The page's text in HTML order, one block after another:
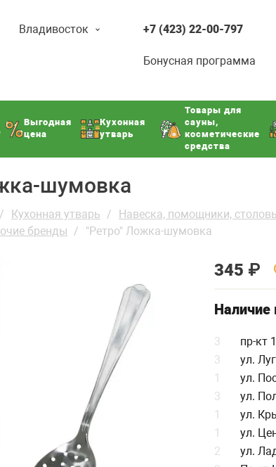
Владивосток +7 (423) 22-00-797
Бонусная программа
Выгодная
цена
Кухонная
утварь
Товары для
сауны,
косметические
средства
шумовка
Кухонная утварь Навеска, помощники,
бренды
"Ретро" Ложка-шумовка
345 ₽
Наличие
3
пр-кт
3
ул.
1
ул.
3
ул.
1
ул.
1
ул.
2
ул.